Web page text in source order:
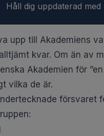
Håll dig uppdaterad
upp till Akademiens
kvar. Om än av
Akademien för
vilka de är.
försvaret